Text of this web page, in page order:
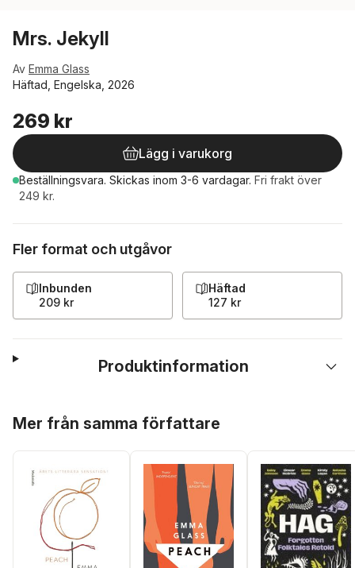
Mrs. Jekyll
Av Emma Glass
Häftad, Engelska, 2026
269 kr
Lägg i varukorg
Beställningsvara. Skickas inom 3-6 vardagar. Fri frakt över
249 kr.
Fler format och utgåvor
Inbunden
209 kr
Häftad
127 kr
Produktinformation
Mer från samma författare